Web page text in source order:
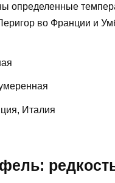
определенные
во Франции и
Италия